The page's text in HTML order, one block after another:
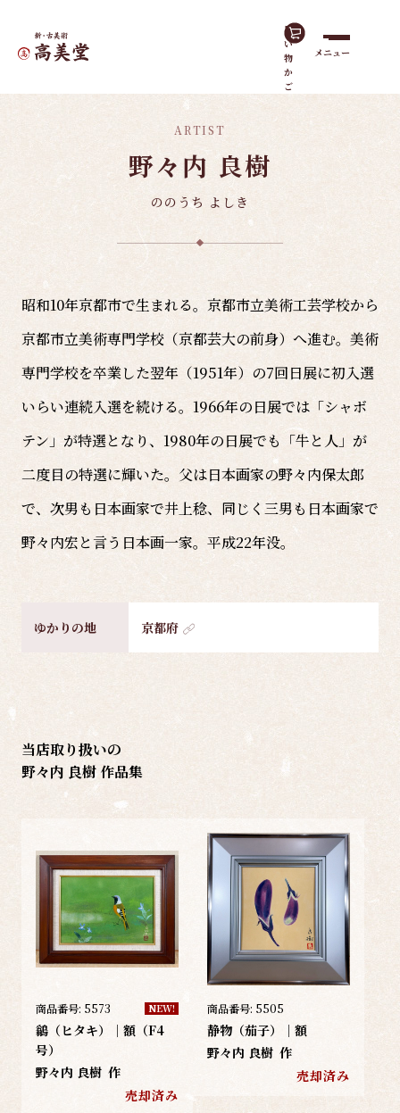
買
い
物
か
ご
メニュー
ホーム現代作家
ARTIST
野々内 良樹
ののうち よしき
昭和10年京都市で生まれる。京都市立美術工芸学校から
京都市立美術専門学校（京都芸大の前身）へ進む。美術
専門学校を卒業した翌年（1951年）の7回日展に初入選
いらい連続入選を続ける。1966年の日展では「シャボ
テン」が特選となり、1980年の日展でも「牛と人」が
二度目の特選に輝いた。父は日本画家の野々内保太郎
で、次男も日本画家で井上稔、同じく三男も日本画家で
野々内宏と言う日本画一家。平成22年没。
ゆかりの地 京都府
当店取り扱いの
野々内 良樹 作品集
商品番号: 5573 NEW!
鶲（ヒタキ）｜額（F4
号）
野々内 良樹 作
売却済み
商品番号: 5505
静物（茄子）｜額
野々内 良樹 作
売却済み